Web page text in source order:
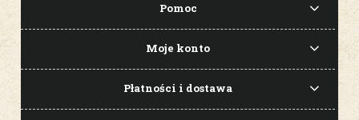
Pomoc
Moje konto
Płatności i dostawa